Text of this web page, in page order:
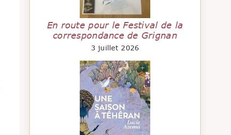
En route pour le Festival de la
correspondance de Grignan
3 juillet 2026